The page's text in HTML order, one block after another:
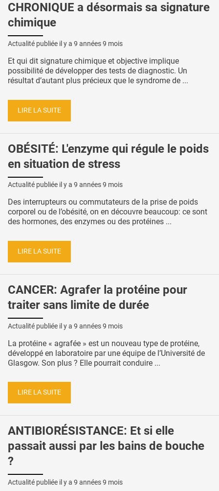
CHRONIQUE a désormais sa signature
chimique
Actualité publiée il y a 9 années 9 mois
Et qui dit signature chimique et objective implique
possibilité de développer des tests de diagnostic. Un
résultat d’autant plus précieux que le syndrome de ...
LIRE LA SUITE
OBÉSITÉ: L'enzyme qui régule le poids
en situation de stress
Actualité publiée il y a 9 années 9 mois
Des interrupteurs ou commutateurs de la prise de poids
corporel ou de l’obésité, on en découvre beaucoup: ce sont
des hormones, des enzymes ou des protéines ...
LIRE LA SUITE
CANCER: Agrafer la protéine pour
traiter sans limite de durée
Actualité publiée il y a 9 années 9 mois
La protéine « agrafée » est un nouveau type de protéine,
développé en laboratoire par une équipe de l’Université de
Glasgow. Son plus ? Elle pourrait conduire ...
LIRE LA SUITE
ANTIBIORÉSISTANCE: Et si elle
passait aussi par les bains de bouche
?
Actualité publiée il y a 9 années 9 mois